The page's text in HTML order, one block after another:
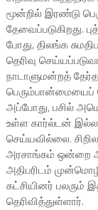
மூன்றில் இரண்டு
தேவைப்படுகிறது.
போது, திலங்க
தெரிவு
நாடாளுமன்றத்
பெரும்பான்மையைப்
அப்போது, பசில்
உள்ள கார்ல்டன்
செய்யவில்லை.
அரசாங்கம் ஒன்றை
அதிபரிடம்
கட்சியினர் பலரும்
தெரிவித்துள்ளார்.